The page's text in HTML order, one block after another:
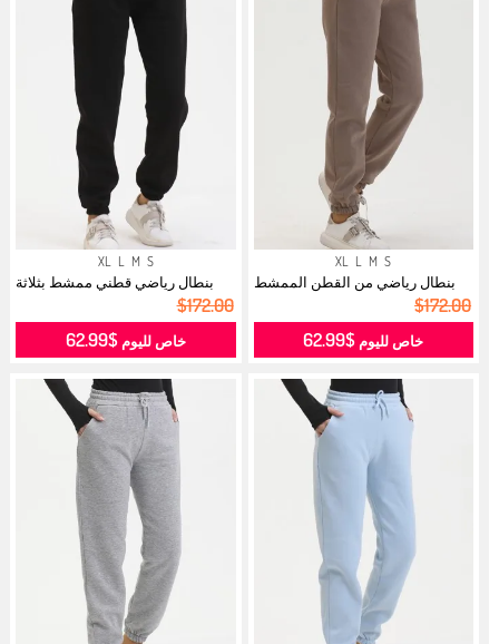
S
M
L
XL
بنطال رياضي من القطن الممشط
$172.00
خاص لليوم $62.99
S
M
L
XL
بنطال رياضي قطني ممشط بثلاثة
$172.00
خاص لليوم$62.99